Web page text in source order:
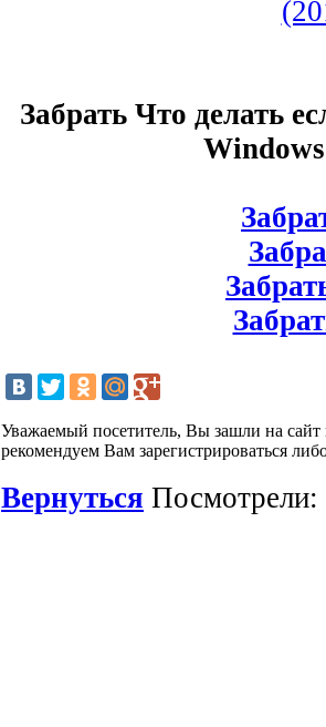
Забрать Что делать
Уважаемый посетитель, Вы зашли на
рекомендуем Вам зарегистрироваться
Вернуться Посмотрели: